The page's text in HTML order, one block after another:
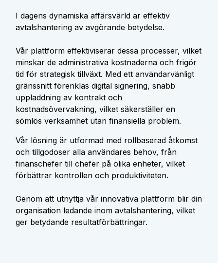
I dagens dynamiska affärsvärld är effektiv
avtalshantering av avgörande betydelse.
Vår plattform effektiviserar dessa processer, vilket
minskar de administrativa kostnaderna och frigör
tid för strategisk tillväxt. Med ett användarvänligt
gränssnitt förenklas digital signering, snabb
uppladdning av kontrakt och
kostnadsövervakning, vilket säkerställer en
sömlös verksamhet utan finansiella problem.
Vår lösning är utformad med rollbaserad åtkomst
och tillgodoser alla användares behov, från
finanschefer till chefer på olika enheter, vilket
förbättrar kontrollen och produktiviteten.
Genom att utnyttja vår innovativa plattform blir din
organisation ledande inom avtalshantering, vilket
ger betydande resultatförbättringar.